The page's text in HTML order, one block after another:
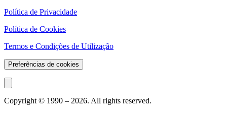
Política de Privacidade
Política de Cookies
Termos e Condições de Utilização
Preferências de cookies
Copyright © 1990 – 2026. All rights reserved.